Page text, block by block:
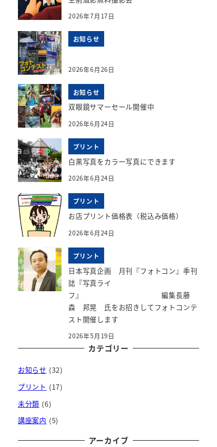
2026年7月17日
お知らせ
2026年6月26日
お知らせ
双眼鏡サマーセール開催中
2026年6月24日
プリント
白黒写真をカラー写真にできます
2026年6月24日
プリント
お店プリント価格表（税込み価格）
2026年6月24日
プリント
日本写真企画 月刊『フォトコン』季刊
誌『写真ライ
フ』 編集長藤
森 邦晃 氏をお招きしてフォトコンテ
スト開催します
2026年5月19日
カテゴリー
お知らせ (32)
プリント (17)
未分類 (6)
講座案内 (5)
アーカイブ